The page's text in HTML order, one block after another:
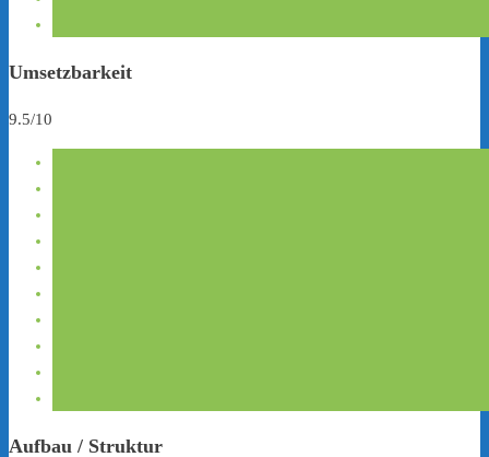
Umsetzbarkeit
9.5/10
Aufbau / Struktur